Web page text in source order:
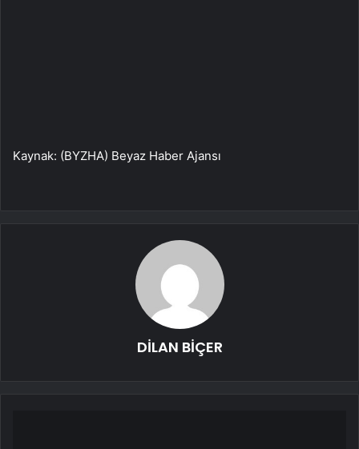
Kaynak: (BYZHA) Beyaz Haber Ajansı
DİLAN BİÇER